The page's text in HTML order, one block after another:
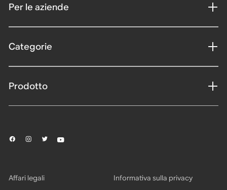
Per le aziende
Categorie
Prodotto
Affari legali Informativa sulla privacy